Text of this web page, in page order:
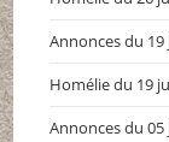
Annonces du
Homélie du 19
Annonces du